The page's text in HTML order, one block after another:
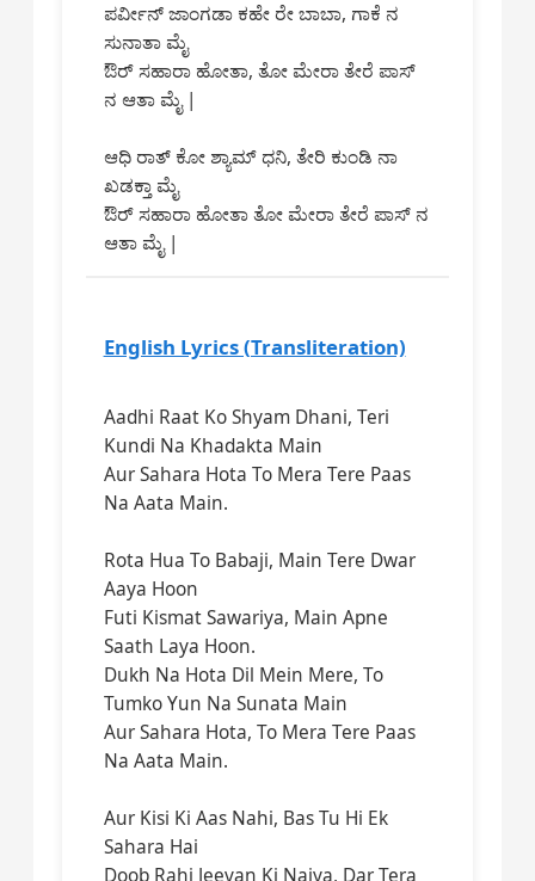
ಪರ್ವೀನ್ ಜಾಂಗಡಾ ಕಹೇ ರೇ ಬಾಬಾ, ಗಾಕೆ ನ
ಸುನಾತಾ ಮೈ
ಔರ್ ಸಹಾರಾ ಹೋತಾ, ತೋ ಮೇರಾ ತೇರೆ ಪಾಸ್
ನ ಆತಾ ಮೈ |
ಆಧಿ ರಾತ್ ಕೋ ಶ್ಯಾಮ್ ಧನಿ, ತೇರಿ ಕುಂಡಿ ನಾ
ಖಡಕ್ತಾ ಮೈ
ಔರ್ ಸಹಾರಾ ಹೋತಾ ತೋ ಮೇರಾ ತೇರೆ ಪಾಸ್ ನ
English Lyrics (Transliteration)
Aadhi Raat Ko Shyam Dhani, Teri
Kundi Na Khadakta Main
Aur Sahara Hota To Mera Tere Paas
Na Aata Main.
Rota Hua To Babaji, Main Tere Dwar
Aaya Hoon
Futi Kismat Sawariya, Main Apne
Saath Laya Hoon.
Dukh Na Hota Dil Mein Mere, To
Tumko Yun Na Sunata Main
Aur Sahara Hota, To Mera Tere Paas
Na Aata Main.
Aur Kisi Ki Aas Nahi, Bas Tu Hi Ek
Sahara Hai
Doob Rahi Jeevan Ki Naiya, Dar Tera